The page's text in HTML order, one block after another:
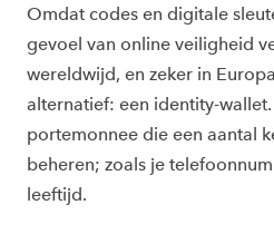
Omdat codes en digitale
gevoel van online veiligheid
wereldwijd, en zeker in
alternatief: een identity-
portemonnee die een aantal
beheren; zoals je
leeftijd.